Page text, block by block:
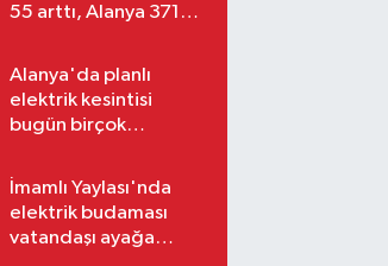
55 arttı, Alanya 371
Alanya'da planlı
elektrik kesintisi
bugün birçok
İmamlı Yaylası'nda
elektrik budaması
vatandaşı ayağa